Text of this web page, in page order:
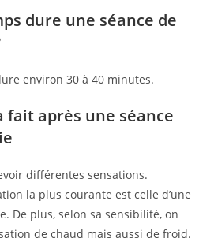
dure une séance de
environ 30 à 40 minutes.
fait après une séance
différentes sensations.
la plus courante est celle d’une
De plus, selon sa sensibilité, on
de chaud mais aussi de froid.